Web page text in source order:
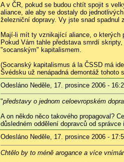
A v ČR, pokud se budou chtít spojit s
aliance, ale aby se dostaly do
železniční dopravy. Vy jste snad spadnul
Mají-li mít ty vznikající aliance, o kterých
Pokud Vám tahle představa smrdí
"socanským" kapitalismem.
(Socanský kapitalismus á la ČSSD má
Švédsku už nenápadná demontáž
Odesláno Neděle, 17. prosince 2006 -
"představy o jednom celoevropském
A on někdo něco takového propagoval?
důsledném oddělení dopravců od správce
Odesláno Neděle, 17. prosince 2006 -
Chtělo by to méně arogance a více